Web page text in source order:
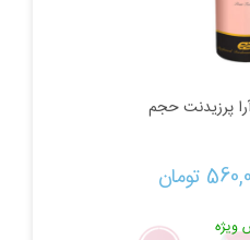
پرزیدنت حجم
تومان
فعلی:
ویژه